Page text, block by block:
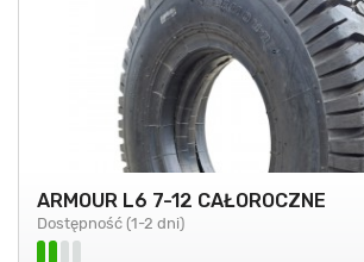
ARMOUR L6 7-12 CAŁOROCZNE
Dostępność (1-2 dni)